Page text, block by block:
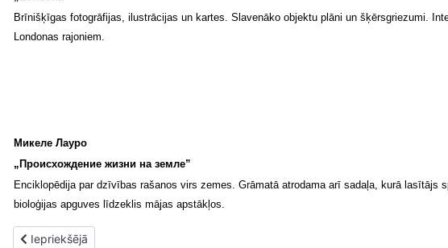
Brīnišķīgas fotogrāfijas, ilustrācijas un kartes. Slavenāko objektu plāni un šķērsgriezumi.
Londonas rajoniem.
Микеле Лауро
„Происхождение жизни на земле”
Enciklopēdija par dzīvības rašanos virs zemes. Grāmatā atrodama arī sadaļa, kurā
bioloģijas apguves līdzeklis mājas apstākļos.
Iepriekšējais raksts: Jaunās grāmatas RCB abonementā 1. aprīlī. Nozaru literatūra
Iepriekšējā